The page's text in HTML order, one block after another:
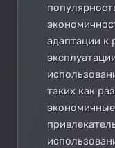
адаптации к
таких как